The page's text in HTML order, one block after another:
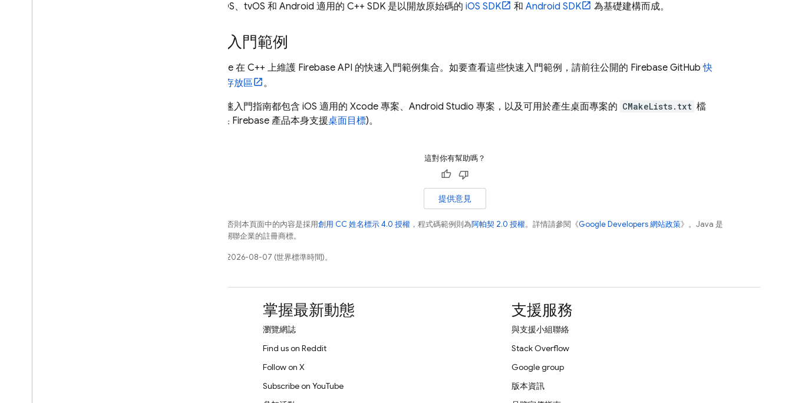
iOS、tvOS 和 Android 適用的 C++ SDK 是以開放原始碼的 iOS SDK 和 Android SDK 為基礎建構而成。
快速入門範例
Firebase 在 C++ 上維護 Firebase API 的快速入門範例集合。如要查看這些快速入門範例，請前往公開的 Firebase GitHub快
速入門存放區
。
每個快速入門指南都包含 iOS 適用的 Xcode 專案、Android Studio 專案，以及可用於產生桌面專案的 CMakeLists.txt 檔
案 (如果 Firebase 產品本身支援桌面目標)。
這對你有幫助嗎？
提供意見
除非另有註明，否則本頁面中的內容是採用創用 CC 姓名標示 4.0 授權 ，程式碼範例則為阿帕契 2.0 授權。詳情請參閱《Google Developers 網站政策》。Java 是
Oracle 和/或其關聯企業的註冊商標。
上次更新時間：2026-08-07 (世界標準時間)。
掌握最新動態
瀏覽網誌
Find us on Reddit
Follow on X
Subscribe on YouTube
支援服務
與支援小組聯絡
Stack Overflow
Google group
版本資訊